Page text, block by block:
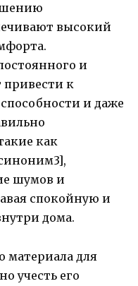
высокий
и
к
и даже
как
шумов и
спокойную и
дома.
материала для
учесть его